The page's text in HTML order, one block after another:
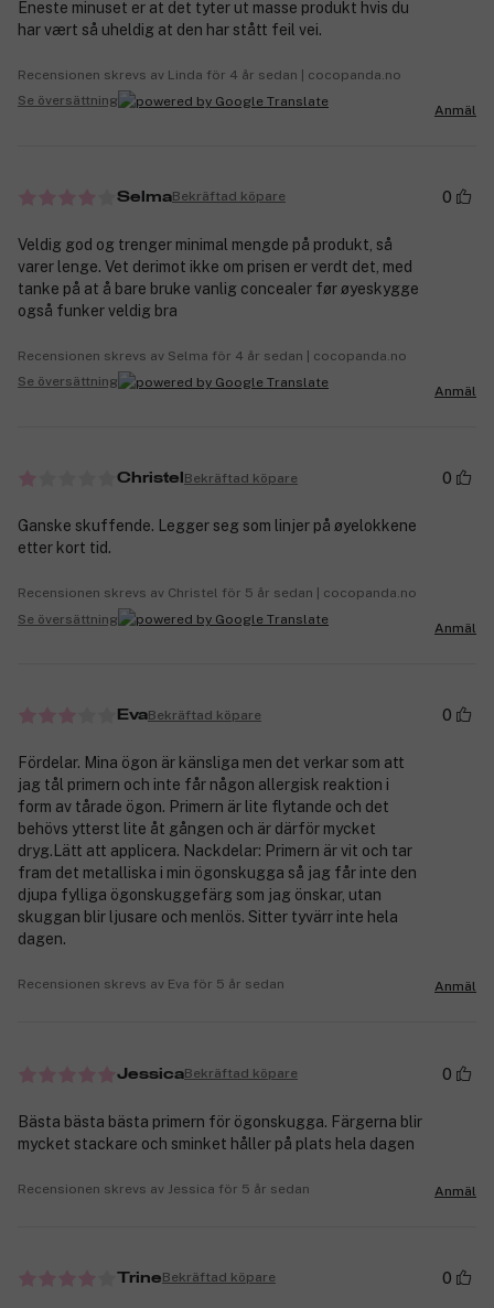
Eneste minuset er at det tyter ut masse produkt hvis du
har vært så uheldig at den har stått feil vei.
Recensionen skrevs av Linda för 4 år sedan | cocopanda.no
Se översättning
Anmäl
SelmaBekräftad köpare 0
Veldig god og trenger minimal mengde på produkt, så
varer lenge. Vet derimot ikke om prisen er verdt det, med
tanke på at å bare bruke vanlig concealer før øyeskygge
også funker veldig bra
Recensionen skrevs av Selma för 4 år sedan | cocopanda.no
Se översättning
Anmäl
Christel Bekräftad köpare 0
Ganske skuffende. Legger seg som linjer på øyelokkene
etter kort tid.
Recensionen skrevs av Christel för 5 år sedan | cocopanda.no
Se översättning
Anmäl
EvaBekräftad köpare 0
Fördelar. Mina ögon är känsliga men det verkar som att
jag tål primern och inte får någon allergisk reaktion i
form av tårade ögon. Primern är lite flytande och det
behövs ytterst lite åt gången och är därför mycket
dryg.Lätt att applicera. Nackdelar: Primern är vit och tar
fram det metalliska i min ögonskugga så jag får inte den
djupa fylliga ögonskuggefärg som jag önskar, utan
skuggan blir ljusare och menlös. Sitter tyvärr inte hela
dagen.
Recensionen skrevs av Eva för 5 år sedan Anmäl
JessicaBekräftad köpare 0
Bästa bästa bästa primern för ögonskugga. Färgerna blir
mycket stackare och sminket håller på plats hela dagen
Recensionen skrevs av Jessica för 5 år sedan Anmäl
TrineBekräftad köpare 0